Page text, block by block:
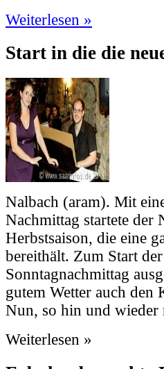
Weiterlesen »
Start in die die
Nalbach (aram). Mit
Nachmittag startete
Herbstsaison, die eine
bereithält. Zum Start
Sonntagnachmittag
gutem Wetter auch
Nun, so hin und wieder
Weiterlesen »